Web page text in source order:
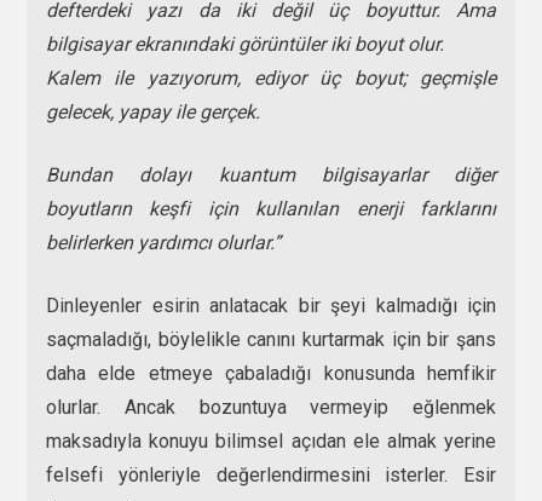
defterdeki yazı da iki değil üç boyuttur. Ama
bilgisayar ekranındaki görüntüler iki boyut olur.
Kalem ile yazıyorum, ediyor üç boyut; geçmişle
gelecek, yapay ile gerçek.
Bundan dolayı kuantum bilgisayarlar diğer
boyutların keşfi için kullanılan enerji farklarını
belirlerken yardımcı olurlar.”
Dinleyenler esirin anlatacak bir şeyi kalmadığı için
saçmaladığı, böylelikle canını kurtarmak için bir şans
daha elde etmeye çabaladığı konusunda hemfikir
olurlar. Ancak bozuntuya vermeyip eğlenmek
maksadıyla konuyu bilimsel açıdan ele almak yerine
felsefi yönleriyle değerlendirmesini isterler. Esir